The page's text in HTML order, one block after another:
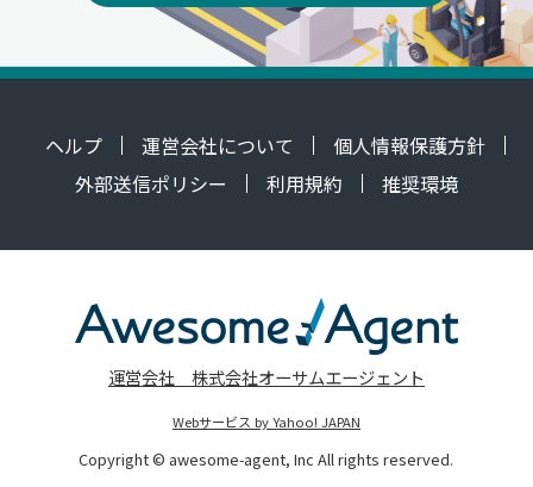
ヘルプ 運営会社について
個人情報保護方針
外部送信ポリシー
利用規約 推奨環境
運営会社 株式会社オーサムエージェント
Webサービス by Yahoo! JAPAN
Copyright © awesome-agent, Inc All rights reserved.